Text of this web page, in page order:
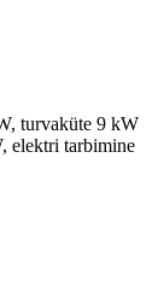
turvaküte 9 kW
elektri tarbimine